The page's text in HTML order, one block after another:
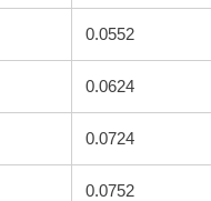
0.0552
0.0624
0.0724
0.0752